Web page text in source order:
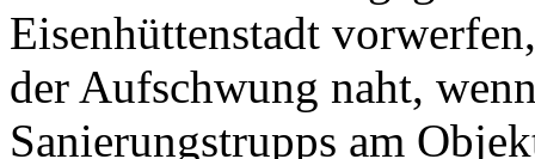
Eisenhüttenstadt
der Aufschwung naht,
Sanierungstrupps am